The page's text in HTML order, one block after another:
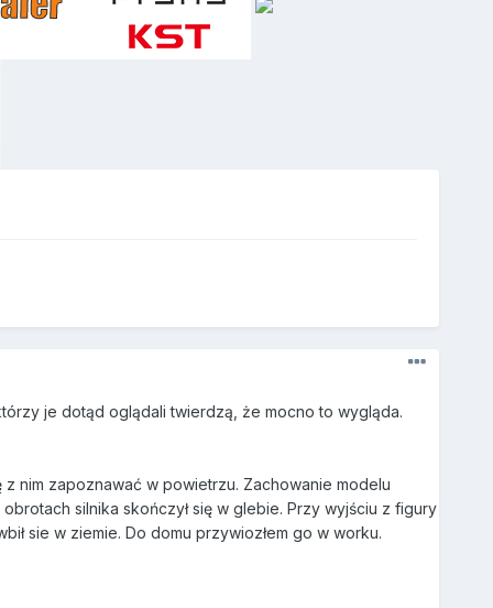
je dotąd oglądali twierdzą, że mocno to wygląda.
nim zapoznawać w powietrzu. Zachowanie modelu
silnika skończył się w glebie. Przy wyjściu z figury
sie w ziemie. Do domu przywiozłem go w worku.